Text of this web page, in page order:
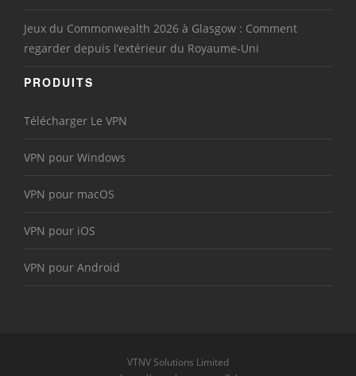
Jeux du Commonwealth 2026 à Glasgow : Comment
regarder depuis l’extérieur du Royaume-Uni
PRODUITS
Télécharger Le VPN
VPN pour Windows
VPN pour macOS
VPN pour iOS
VPN pour Android
VTNV Solutions Limited